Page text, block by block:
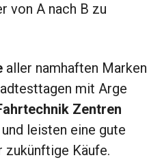
von A nach B zu
aller namhaften Marken
mit Arge
Zentren
leisten eine gute
zukünftige Käufe.